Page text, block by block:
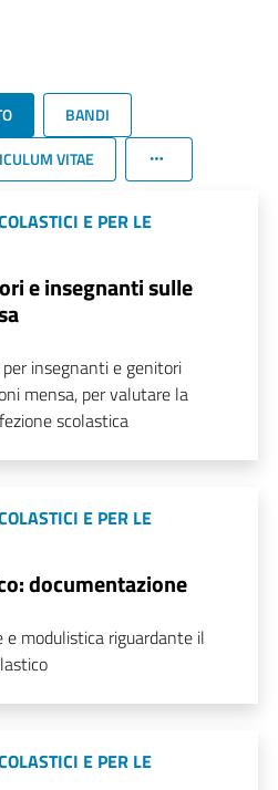
BANDI
VITAE
E PER LE
e insegnanti sulle
insegnanti e genitori
mensa, per valutare la
scolastica
E PER LE
documentazione
e modulistica riguardante il
E PER LE